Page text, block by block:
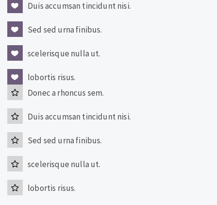
Duis accumsan tincidunt nisi.
Sed sed urna finibus.
scelerisque nulla ut.
lobortis risus.
Donec a rhoncus sem.
Duis accumsan tincidunt nisi.
Sed sed urna finibus.
scelerisque nulla ut.
lobortis risus.